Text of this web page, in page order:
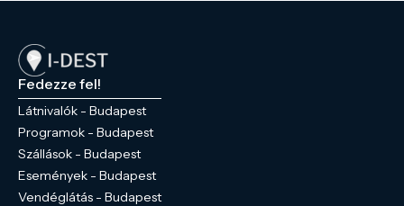
Fedezze fel!
Látnivalók - Budapest
Programok - Budapest
Szállások - Budapest
Események - Budapest
Vendéglátás - Budapest